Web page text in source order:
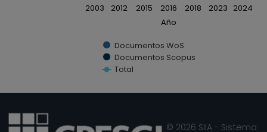
Año
Documentos WoS
Documentos Scopus
Total
2003 2012 2015 2016 2018 2023 2024
End of interactive chart.
© 2026 SIIA - Sistema